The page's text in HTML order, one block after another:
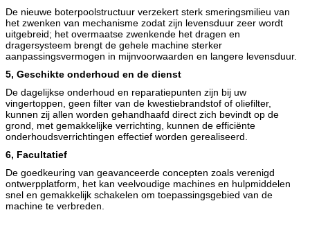
De nieuwe boterpoolstructuur verzekert sterk smeringsmilieu van
het zwenken van mechanisme zodat zijn levensduur zeer wordt
uitgebreid; het overmaatse zwenkende het dragen en
dragersysteem brengt de gehele machine sterker
aanpassingsvermogen in mijnvoorwaarden en langere levensduur.
5, Geschikte onderhoud en de dienst
De dagelijkse onderhoud en reparatiepunten zijn bij uw
vingertoppen, geen filter van de kwestiebrandstof of oliefilter,
kunnen zij allen worden gehandhaafd direct zich bevindt op de
grond, met gemakkelijke verrichting, kunnen de efficiënte
onderhoudsverrichtingen effectief worden gerealiseerd.
6, Facultatief
De goedkeuring van geavanceerde concepten zoals verenigd
ontwerpplatform, het kan veelvoudige machines en hulpmiddelen
snel en gemakkelijk schakelen om toepassingsgebied van de
machine te verbreden.